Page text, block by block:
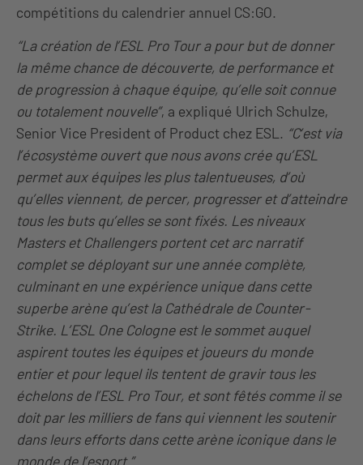
compétitions du calendrier annuel CS:GO.
“La création de l’ESL Pro Tour a pour but de donner
la même chance de découverte, de performance et
de progression à chaque équipe, qu’elle soit connue
ou totalement nouvelle”, a expliqué Ulrich Schulze,
Senior Vice President of Product chez ESL. “C’est via
l’écosystème ouvert que nous avons crée qu’ESL
permet aux équipes les plus talentueuses, d’où
qu’elles viennent, de percer, progresser et d’atteindre
tous les buts qu’elles se sont fixés. Les niveaux
Masters et Challengers portent cet arc narratif
complet se déployant sur une année complète,
culminant en une expérience unique dans cette
superbe arène qu’est la Cathédrale de Counter-
Strike. L’ESL One Cologne est le sommet auquel
aspirent toutes les équipes et joueurs du monde
entier et pour lequel ils tentent de gravir tous les
échelons de l’ESL Pro Tour, et sont fêtés comme il se
doit par les milliers de fans qui viennent les soutenir
dans leurs efforts dans cette arène iconique dans le
monde de l’esport.”